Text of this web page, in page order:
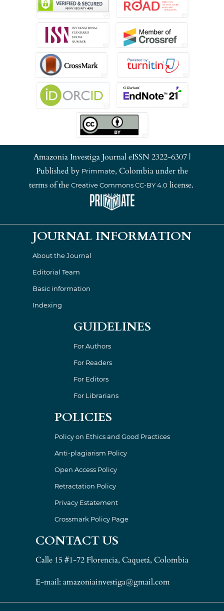
Amazonia Investiga Journal eISSN 2322-6307 |
Published by Primmate, Colombia under the
terms of the Creative Commons CC-BY 4.0 license.
JOURNAL INFORMATION
About the Journal
Editorial Team
Basic information
Indexing
GUIDELINES
For Authors
For Readers
For Editors
For Librarians
POLICIES
Policy on Ethics and Good Practices
Anti-plagiarism Policy
Open Access Policy
Retractation Policy
Privacy Estatement
Crossmark Policy Page
CONTACT US
Calle 15 #1-72 Florencia, Caquetá, Colombia
E-mail: amazoniainvestiga@gmail.com